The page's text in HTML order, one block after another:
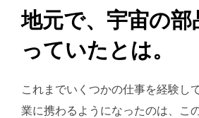
地元で、宇宙の部
っていたとは。
これまでいくつかの仕事を経験し
業に携わるようになったのは、こ